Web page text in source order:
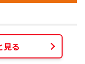
見る